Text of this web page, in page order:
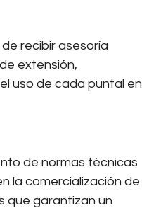
recibir asesoría
extensión,
uso de cada puntal en
de normas técnicas
la comercialización de
que garantizan un